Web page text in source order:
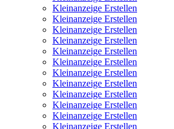
Kleinanzeige Erstellen
Kleinanzeige Erstellen
Kleinanzeige Erstellen
Kleinanzeige Erstellen
Kleinanzeige Erstellen
Kleinanzeige Erstellen
Kleinanzeige Erstellen
Kleinanzeige Erstellen
Kleinanzeige Erstellen
Kleinanzeige Erstellen
Kleinanzeige Erstellen
Kleinanzeige Erstellen